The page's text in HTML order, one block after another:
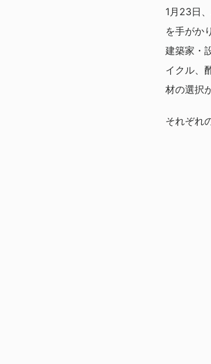
1月23日
を手がか
建築家・
イクル、
材の選択
それぞれ